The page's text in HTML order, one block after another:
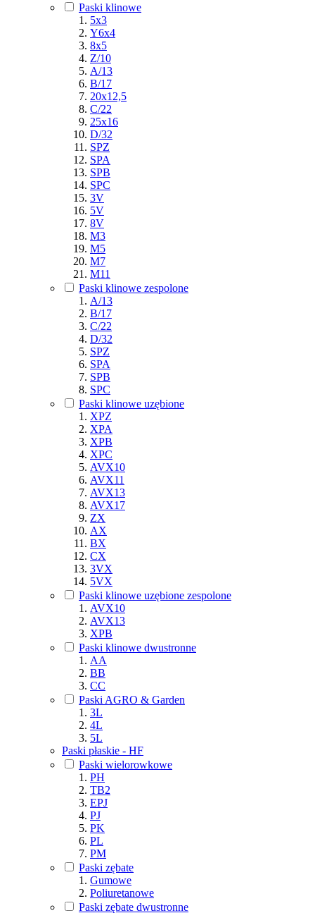
Paski klinowe
5x3
Y6x4
8x5
Z/10
A/13
B/17
20x12,5
C/22
25x16
D/32
SPZ
SPA
SPB
SPC
3V
5V
8V
M3
M5
M7
M11
Paski klinowe zespolone
A/13
B/17
C/22
D/32
SPZ
SPA
SPB
SPC
Paski klinowe uzębione
XPZ
XPA
XPB
XPC
AVX10
AVX11
AVX13
AVX17
ZX
AX
BX
CX
3VX
5VX
Paski klinowe uzębione zespolone
AVX10
AVX13
XPB
Paski klinowe dwustronne
AA
BB
CC
Paski AGRO & Garden
3L
4L
5L
Paski płaskie - HF
Paski wielorowkowe
PH
TB2
EPJ
PJ
PK
PL
PM
Paski zębate
Gumowe
Poliuretanowe
Paski zębate dwustronne